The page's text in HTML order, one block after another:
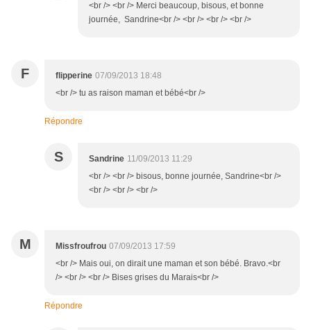
<br /> <br /> Merci beaucoup, bisous, et bonne
journée, Sandrine<br /> <br /> <br /> <br />
F flipperine 07/09/2013 18:48
<br /> tu as raison maman et bébé<br />
Répondre
S Sandrine 11/09/2013 11:29
<br /> <br /> bisous, bonne journée, Sandrine<br />
<br /> <br /> <br />
M Missfroufrou 07/09/2013 17:59
<br /> Mais oui, on dirait une maman et son bébé. Bravo.<br
/> <br /> <br /> Bises grises du Marais<br />
Répondre